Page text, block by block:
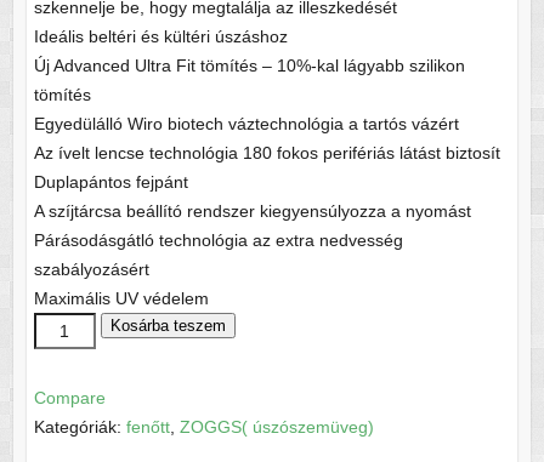
szkennelje be, hogy megtalálja az illeszkedését
Ideális beltéri és kültéri úszáshoz
Új Advanced Ultra Fit tömítés – 10%-kal lágyabb szilikon
tömítés
Egyedülálló Wiro biotech váztechnológia a tartós vázért
Az ívelt lencse technológia 180 fokos perifériás látást biztosít
Duplapántos fejpánt
A szíjtárcsa beállító rendszer kiegyensúlyozza a nyomást
Párásodásgátló technológia az extra nedvesség
szabályozásért
Maximális UV védelem
Zoggs
Predator
mennyiség
Kosárba teszem
Compare
Kategóriák: fenőtt, ZOGGS( úszószemüveg)